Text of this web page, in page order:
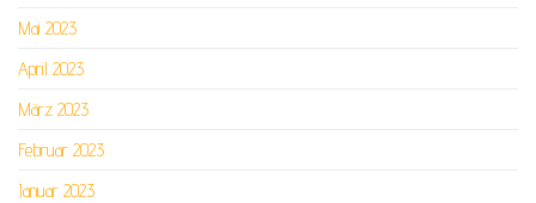
Mai 2023
April 2023
März 2023
Februar 2023
Januar 2023